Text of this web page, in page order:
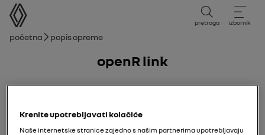
korisnički priručnik
pretraga izbornik
mrvice
Početna Popis opreme
openR link
25/08/2025do danas
Krenite upotrebljavati kolačiće
Naše internetske stranice zajedno s našim partnerima upotrebljavaju